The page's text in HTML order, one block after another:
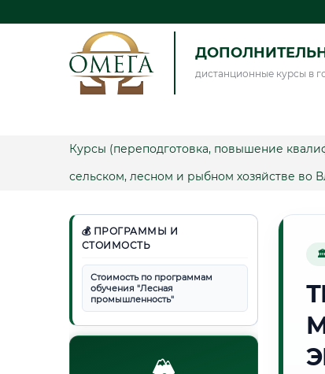
дистанционные курсы в
Курсы (переподготовка, повышение
сельском, лесном и рыбном хозяйстве во
💰 ПРОГРАММЫ И
СТОИМОСТЬ
Стоимость по программам
обучения "Лесная
промышленность"
🏔️